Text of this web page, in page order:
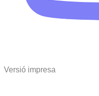
Versió impresa